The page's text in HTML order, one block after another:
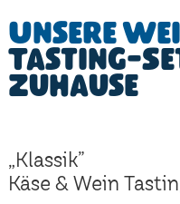
Unsere
Tasting-
Zuhause
„Klassik”
Käse & Wein